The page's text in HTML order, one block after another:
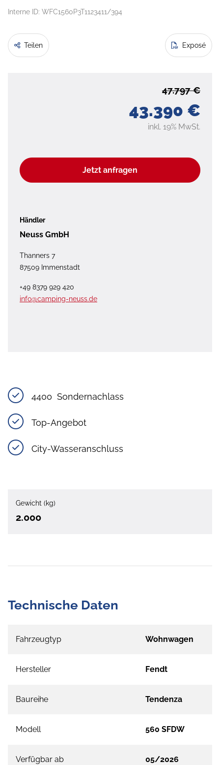
Interne ID: WFC1560P3T1123411/394
Teilen Exposé
43.390 €
47.797 €
inkl. 19% MwSt.
Jetzt anfragen
Händler
Neuss GmbH
Thanners 7
87509 Immenstadt
+49 8379 929 420
info@camping-neuss.de
4400  Sondernachlass
Top-Angebot
City-Wasseranschluss
Gewicht (kg)
2.000
Technische Daten
Fahrzeugtyp Wohnwagen
Hersteller Fendt
Baureihe Tendenza
Modell 560 SFDW
Verfügbar ab 05/2026